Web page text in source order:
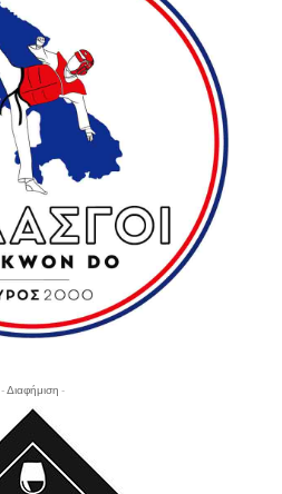
- Διαφήμιση -